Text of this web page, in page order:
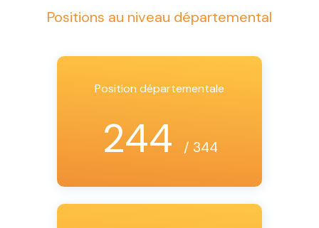
Positions au niveau départemental
Position départementale
244 / 344